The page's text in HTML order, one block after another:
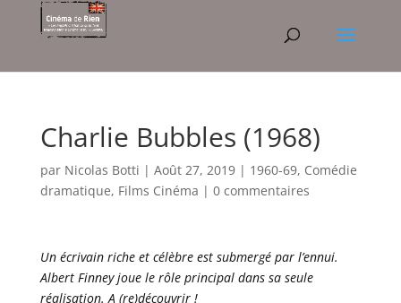
Charlie Bubbles (1968)
par Nicolas Botti | Août 27, 2019| 1960-69, Comédie
dramatique, Films Cinéma | 0 commentaires
Un écrivain riche et célèbre est submergé par l’ennui.
Albert Finney joue le rôle principal dans sa seule
réalisation. A (re)découvrir !